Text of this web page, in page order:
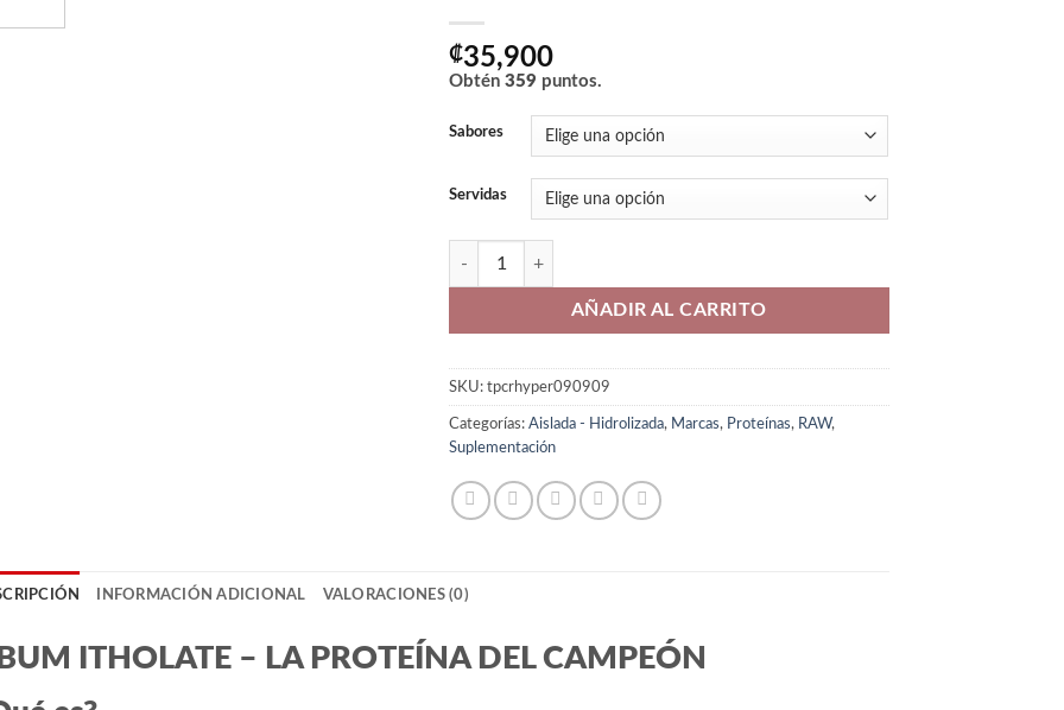
₡35,900
Obtén359 puntos.
Sabores
Servidas
Proteina CBUM ITHOLATE cantidad
AÑADIR AL CARRITO
SKU:tpcrhyper090909
Categorías:Aislada - Hidrolizada, Marcas, Proteínas, RAW,
Suplementación
INFORMACIÓN ADICIONAL VALORACIONES (0)
ITHOLATE – LA PROTEÍNA DEL CAMPEÓN